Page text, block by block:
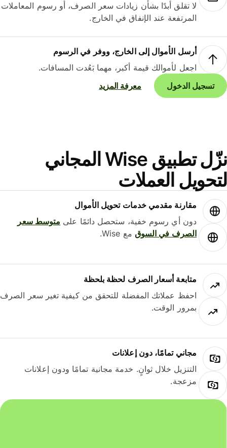
لا تقلق أبدًا بشأن زيادات سعر الصرف، أو رسوم المعاملات
المرتفعة عند الإنفاق في الخارج.
أرسل الأموال إلى الخارج، ووفر في الرسوم
اجعل لأموالك قيمة أكبر، مهما بَعُدت المسافات.
تسجيل الدخول
معرفة المزيد
نزّل تطبيق Wise المجاني
العملات
مقارنة مقدمي خدمات تحويل الأموال
دون أي رسوم خفية، ستحصل دائمًا علىمتوسط ​​سعر
الصرف في السوقمع Wise.
متابعة أسعار الصرف لحظة بلحظة
احفظ عملاتك المفضلة للتحقق من كيفية تغير سعر الصرف
بمرور الوقت.
مجاني تمامًا، دون إعلانات
التنزيل خلال ثوانٍ. خدمة مجانية تمامًا ودون إعلانات
مزعجة.